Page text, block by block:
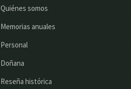
Quiénes somos
Memorias anuales
Personal
Doñana
Reseña histórica